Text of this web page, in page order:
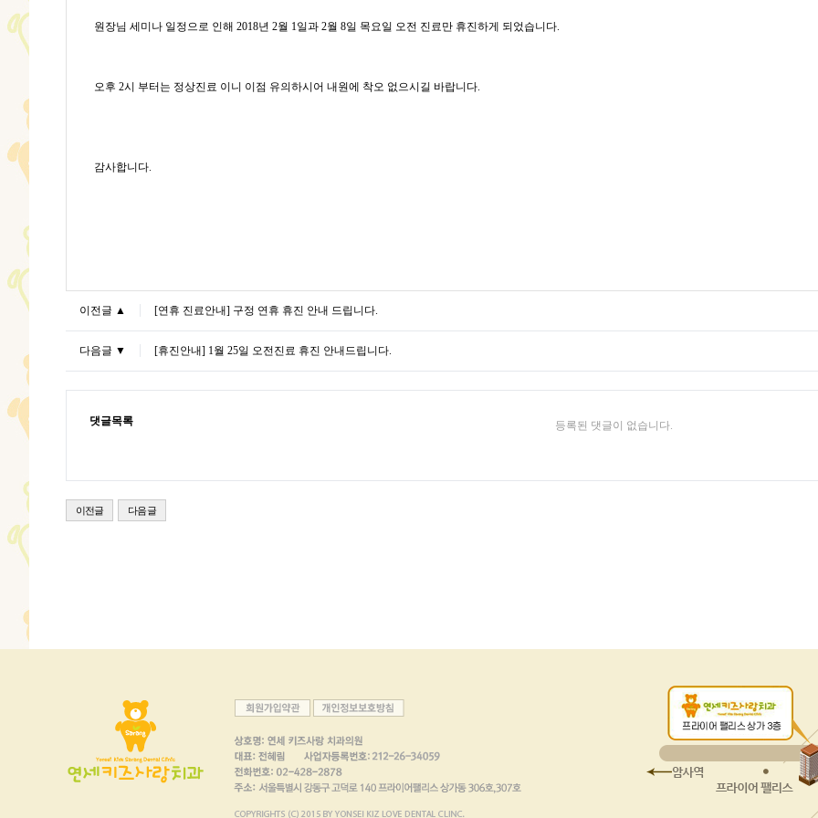
원장님 세미나 일정으로 인해 2018년 2월 1일과 2월 8일 목요일 오전 진료만 휴진하게 되었습니다.
오후 2시 부터는 정상진료 이니 이점 유의하시어 내원에 착오 없으시길 바랍니다.
감사합니다.
이전글 ▲ [연휴 진료안내] 구정 연휴 휴진 안내 드립니다.
다음글 ▼ [휴진안내] 1월 25일 오전진료 휴진 안내드립니다.
댓글목록 등록된 댓글이 없습니다.
이전글 다음글